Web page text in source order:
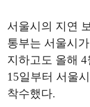
서울시의 지연
통부는 서울시
지하고도 올해
15일부터 서울
착수했다.